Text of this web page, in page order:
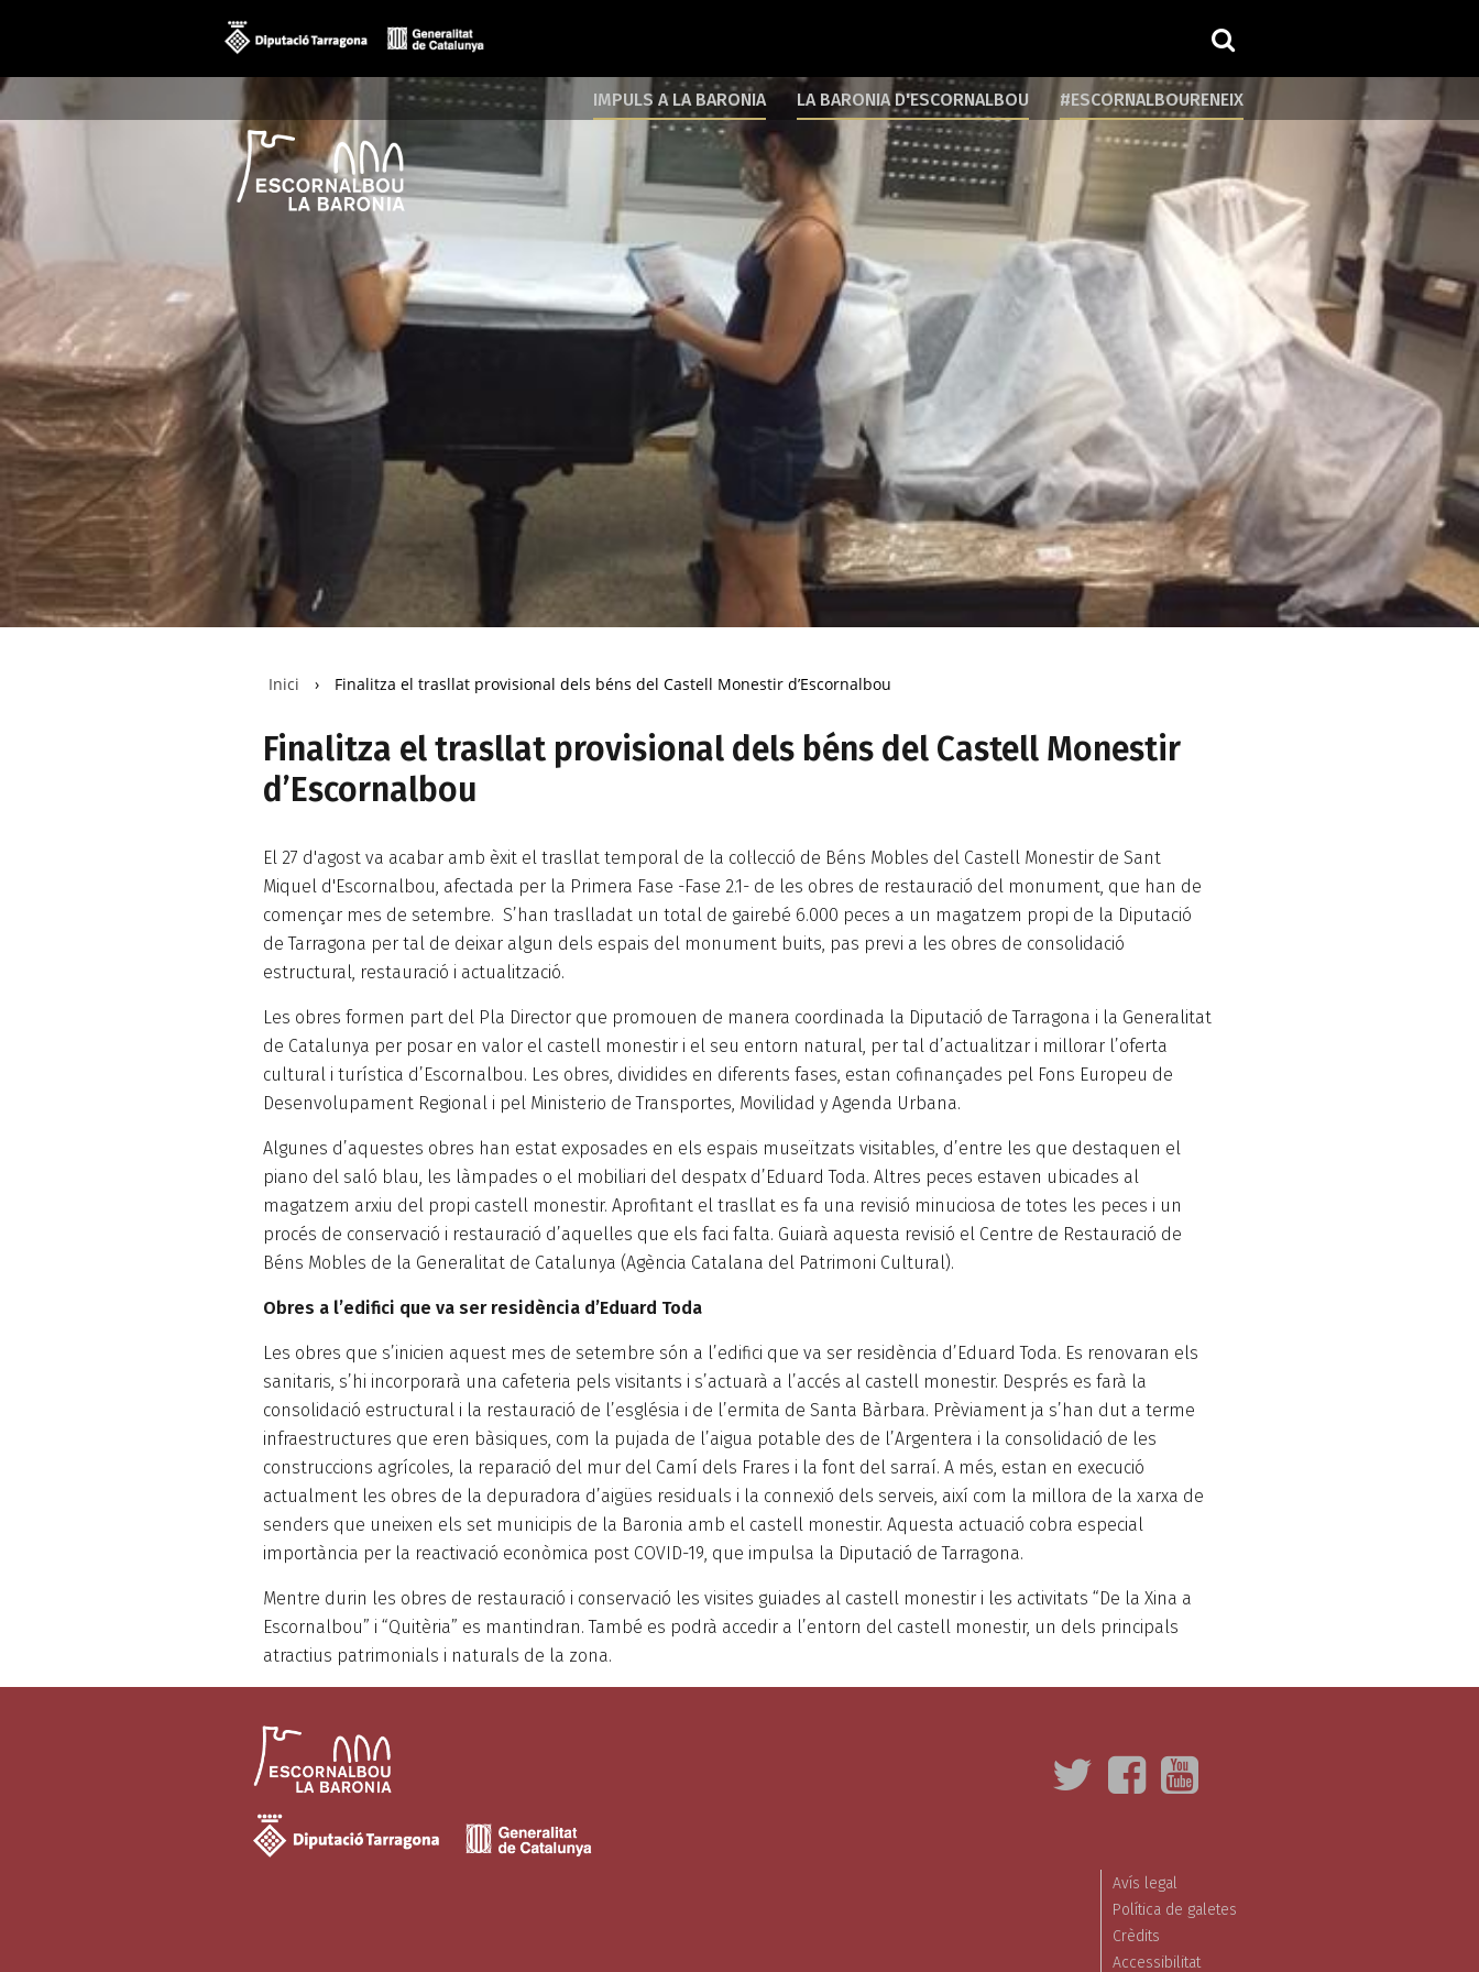
IMPULS A LA BARONIA LA BARONIA D'ESCORNALBOU #ESCORNALBOURENEIX
aquí
Inici › Finalitza el trasllat provisional dels béns del Castell Monestir d’Escornalbou
Finalitza el trasllat provisional dels béns del Castell Monestir
d’Escornalbou
El 27 d'agost va acabar amb èxit el trasllat temporal de la col·lecció de Béns Mobles del Castell Monestir de Sant
Miquel d'Escornalbou, afectada per la Primera Fase -Fase 2.1- de les obres de restauració del monument, que han de
començar mes de setembre. S’han traslladat un total de gairebé 6.000 peces a un magatzem propi de la Diputació
de Tarragona per tal de deixar algun dels espais del monument buits, pas previ a les obres de consolidació
estructural, restauració i actualització.
Les obres formen part del Pla Director que promouen de manera coordinada la Diputació de Tarragona i la Generalitat
de Catalunya per posar en valor el castell monestir i el seu entorn natural, per tal d’actualitzar i millorar l’oferta
cultural i turística d’Escornalbou. Les obres, dividides en diferents fases, estan cofinançades pel Fons Europeu de
Desenvolupament Regional i pel Ministerio de Transportes, Movilidad y Agenda Urbana.
Algunes d’aquestes obres han estat exposades en els espais museïtzats visitables, d’entre les que destaquen el
piano del saló blau, les làmpades o el mobiliari del despatx d’Eduard Toda. Altres peces estaven ubicades al
magatzem arxiu del propi castell monestir. Aprofitant el trasllat es fa una revisió minuciosa de totes les peces i un
procés de conservació i restauració d’aquelles que els faci falta. Guiarà aquesta revisió el Centre de Restauració de
Béns Mobles de la Generalitat de Catalunya (Agència Catalana del Patrimoni Cultural).
Obres a l’edifici que va ser residència d’Eduard Toda
Les obres que s’inicien aquest mes de setembre són a l’edifici que va ser residència d’Eduard Toda. Es renovaran els
sanitaris, s’hi incorporarà una cafeteria pels visitants i s’actuarà a l’accés al castell monestir. Després es farà la
consolidació estructural i la restauració de l’església i de l’ermita de Santa Bàrbara. Prèviament ja s’han dut a terme
infraestructures que eren bàsiques, com la pujada de l’aigua potable des de l’Argentera i la consolidació de les
construccions agrícoles, la reparació del mur del Camí dels Frares i la font del sarraí. A més, estan en execució
actualment les obres de la depuradora d’aigües residuals i la connexió dels serveis, així com la millora de la xarxa de
senders que uneixen els set municipis de la Baronia amb el castell monestir. Aquesta actuació cobra especial
importància per la reactivació econòmica post COVID-19, que impulsa la Diputació de Tarragona.
Mentre durin les obres de restauració i conservació les visites guiades al castell monestir i les activitats “De la Xina a
Escornalbou” i “Quitèria” es mantindran. També es podrà accedir a l’entorn del castell monestir, un dels principals
atractius patrimonials i naturals de la zona.
Avís legal
Política de galetes
Crèdits
Accessibilitat